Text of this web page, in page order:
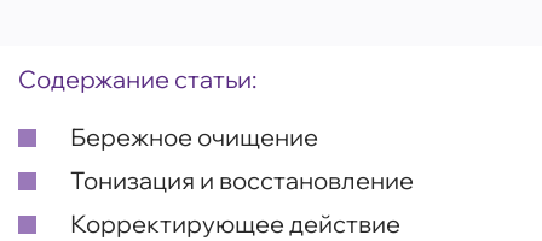
Содержание статьи:
Бережное очищение
Тонизация и восстановление
Корректирующее действие